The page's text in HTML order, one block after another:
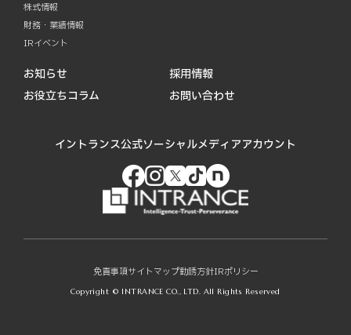
株式情報
財務・業績情報
IRイベント
お知らせ
お役立ちコラム
採用情報
お問い合わせ
イントランス公式ソーシャルメディアアカウント
免責事項サイトマップ勧誘方針IRポリシー
Copyright © INTRANCE CO., LTD. All Rights Reserved